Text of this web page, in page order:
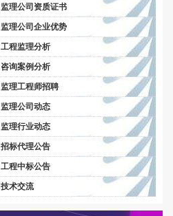
监理公司资质证书
监理公司企业优势
工程监理分析
咨询案例分析
监理工程师招聘
监理公司动态
监理行业动态
招标代理公告
工程中标公告
技术交流